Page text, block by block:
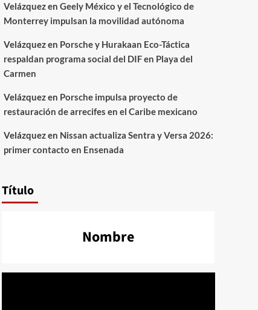
Velázquezen Geely México y el Tecnológico de
Monterrey impulsan la movilidad autónoma
Velázquezen Porsche y Hurakaan Eco-Táctica
respaldan programa social del DIF en Playa del
Carmen
Velázquezen Porsche impulsa proyecto de
restauración de arrecifes en el Caribe mexicano
Velázquezen Nissan actualiza Sentra y Versa 2026:
primer contacto en Ensenada
Título
Nombre